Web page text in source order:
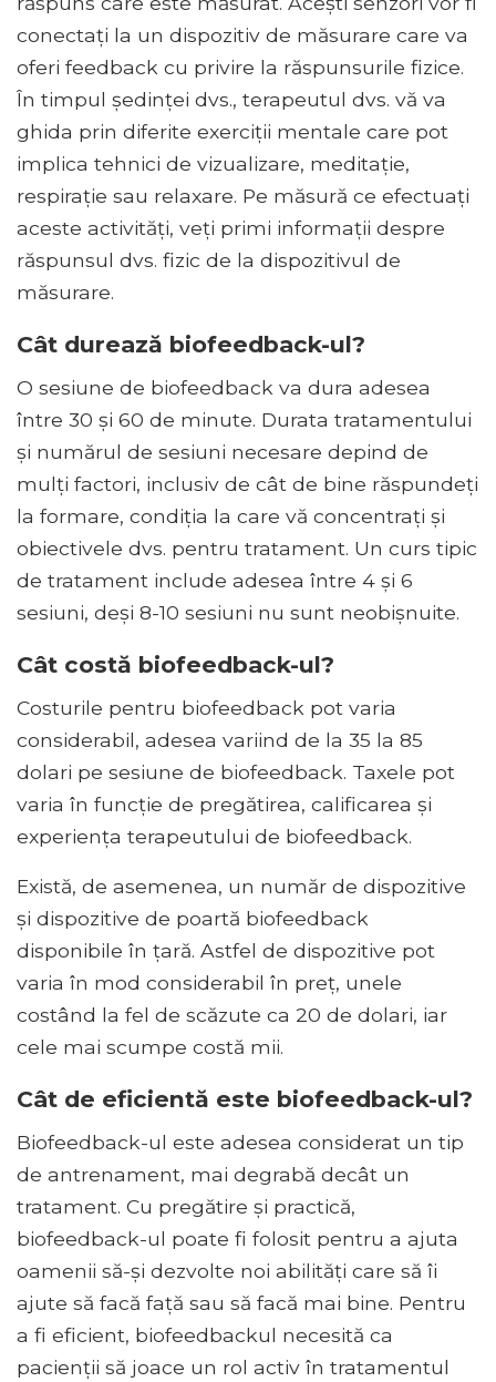
conectați la un dispozitiv de măsurare care va
oferi feedback cu privire la răspunsurile fizice.
În timpul ședinței dvs., terapeutul dvs. vă va
ghida prin diferite exerciții mentale care pot
implica tehnici de vizualizare, meditație,
respirație sau relaxare. Pe măsură ce efectuați
aceste activități, veți primi informații despre
răspunsul dvs. fizic de la dispozitivul de
măsurare.
Cât durează biofeedback-ul?
O sesiune de biofeedback va dura adesea
între 30 și 60 de minute. Durata tratamentului
și numărul de sesiuni necesare depind de
mulți factori, inclusiv de cât de bine răspundeți
la formare, condiția la care vă concentrați și
obiectivele dvs. pentru tratament. Un curs tipic
de tratament include adesea între 4 și 6
sesiuni, deși 8-10 sesiuni nu sunt neobișnuite.
Cât costă biofeedback-ul?
Costurile pentru biofeedback pot varia
considerabil, adesea variind de la 35 la 85
dolari pe sesiune de biofeedback. Taxele pot
varia în funcție de pregătirea, calificarea și
experiența terapeutului de biofeedback.
Există, de asemenea, un număr de dispozitive
și dispozitive de poartă biofeedback
disponibile în țară. Astfel de dispozitive pot
varia în mod considerabil în preț, unele
costând la fel de scăzute ca 20 de dolari, iar
cele mai scumpe costă mii.
Cât de eficientă este biofeedback-ul?
Biofeedback-ul este adesea considerat un tip
de antrenament, mai degrabă decât un
tratament. Cu pregătire și practică,
biofeedback-ul poate fi folosit pentru a ajuta
oamenii să-și dezvolte noi abilități care să îi
ajute să facă față sau să facă mai bine. Pentru
a fi eficient, biofeedbackul necesită ca
pacienții să joace un rol activ în tratamentul